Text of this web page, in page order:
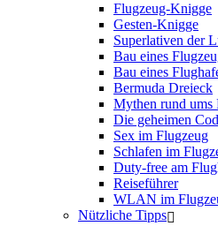
Flugzeug-Knigge
Gesten-Knigge
Superlativen der
Bau eines
Bau eines
Bermuda Dreieck
Mythen rund ums
Die geheimen
Sex im Flugzeug
Schlafen im
Duty-free am
Reiseführer
WLAN im
Nützliche Tipps